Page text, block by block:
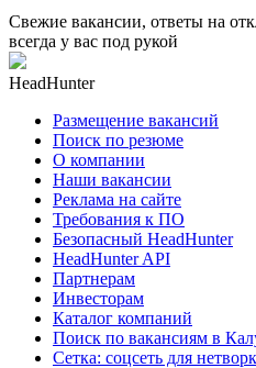
Свежие вакансии, ответы на
всегда у вас под рукой
HeadHunter
Размещение вакансий
Поиск по резюме
О компании
Наши вакансии
Реклама на сайте
Требования к ПО
Безопасный HeadHunter
HeadHunter API
Партнерам
Инвесторам
Каталог компаний
Поиск по вакансиям в
Сетка: соцсеть для